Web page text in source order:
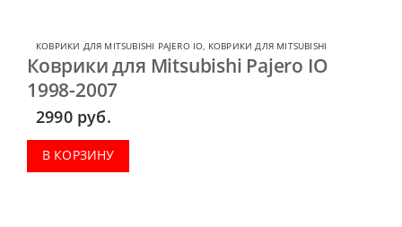
КОВРИКИ ДЛЯ MITSUBISHI PAJERO IO КОВРИКИ ДЛЯ MITSUBISHI
Коврики для Mitsubishi Pajero IO
1998-2007
2990 руб.
В КОРЗИНУ